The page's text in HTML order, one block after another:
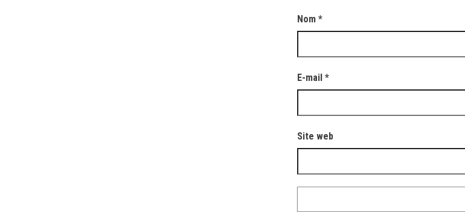
Nom *
E-mail *
Site web